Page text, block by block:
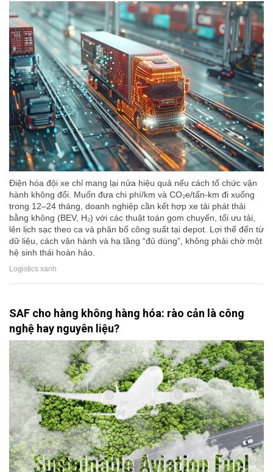
Điện hóa đội xe chỉ mang lại nửa hiệu quả nếu cách tổ chức vận
hành không đổi. Muốn đưa chi phí/km và CO₂e/tấn-km đi xuống
trong 12–24 tháng, doanh nghiệp cần kết hợp xe tải phát thải
bằng không (BEV, H₂) với các thuật toán gom chuyến, tối ưu tải,
lên lịch sạc theo ca và phân bổ công suất tại depot. Lợi thế đến từ
dữ liệu, cách vận hành và hạ tầng “đủ dùng”, không phải chờ một
hệ sinh thái hoàn hảo.
Logistics xanh
SAF cho hàng không hàng hóa: rào cản là công
nghệ hay nguyên liệu?